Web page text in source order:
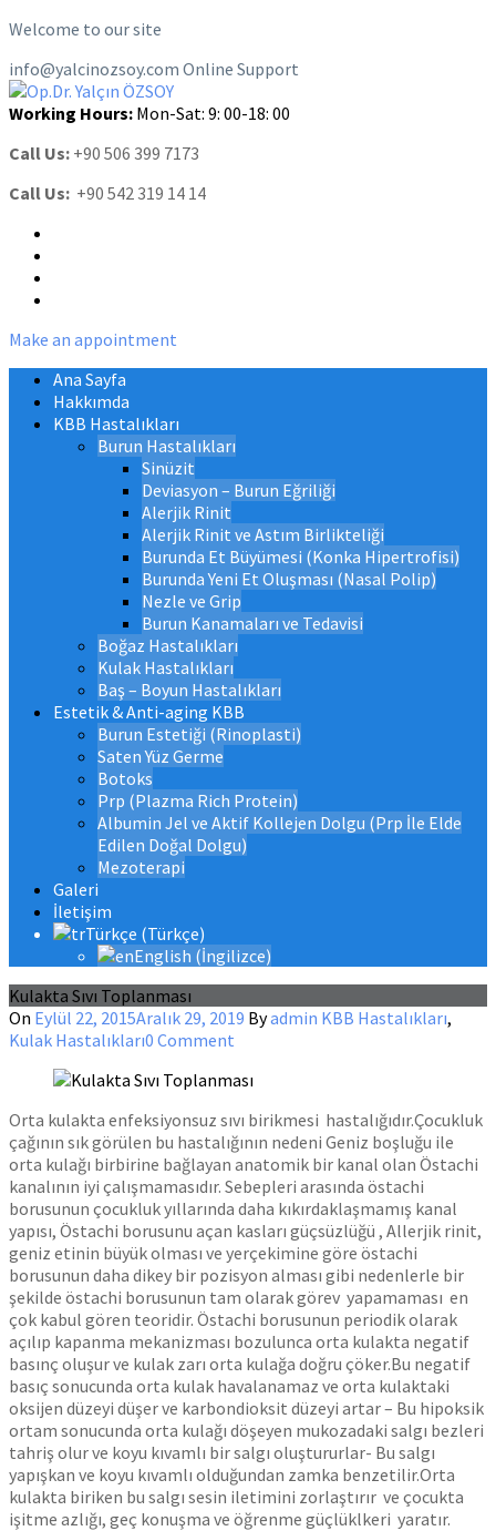
Welcome to our site
info@yalcinozsoy.com Online Support
Working Hours: Mon-Sat: 9: 00-18: 00
Call Us: +90 506 399 7173
Call Us: +90 542 319 14 14
Make an appointment
Ana Sayfa
Hakkımda
KBB Hastalıkları
Burun Hastalıkları
Sinüzit
Deviasyon – Burun Eğriliği
Alerjik Rinit
Alerjik Rinit ve Astım Birlikteliği
Burunda Et Büyümesi (Konka Hipertrofisi)
Burunda Yeni Et Oluşması (Nasal Polip)
Nezle ve Grip
Burun Kanamaları ve Tedavisi
Boğaz Hastalıkları
Kulak Hastalıkları
Baş – Boyun Hastalıkları
Estetik & Anti-aging KBB
Burun Estetiği (Rinoplasti)
Saten Yüz Germe
Botoks
Prp (Plazma Rich Protein)
Albumin Jel ve Aktif Kollejen Dolgu (Prp İle Elde
Edilen Doğal Dolgu)
Mezoterapi
Galeri
İletişim
Türkçe (Türkçe)
English (İngilizce)
Kulakta Sıvı Toplanması
On Eylül 22, 2015Aralık 29, 2019 Byadmin KBB Hastalıkları,
Kulak Hastalıkları0 Comment
Orta kulakta enfeksiyonsuz sıvı birikmesi hastalığıdır.Çocukluk
çağının sık görülen bu hastalığının nedeni Geniz boşluğu ile
orta kulağı birbirine bağlayan anatomik bir kanal olan Östachi
kanalının iyi çalışmamasıdır. Sebepleri arasında östachi
borusunun çocukluk yıllarında daha kıkırdaklaşmamış kanal
yapısı, Östachi borusunu açan kasları güçsüzlüğü , Allerjik rinit,
geniz etinin büyük olması ve yerçekimine göre östachi
borusunun daha dikey bir pozisyon alması gibi nedenlerle bir
şekilde östachi borusunun tam olarak görev yapamaması en
çok kabul gören teoridir. Östachi borusunun periodik olarak
açılıp kapanma mekanizması bozulunca orta kulakta negatif
basınç oluşur ve kulak zarı orta kulağa doğru çöker.Bu negatif
basıç sonucunda orta kulak havalanamaz ve orta kulaktaki
oksijen düzeyi düşer ve karbondioksit düzeyi artar – Bu hipoksik
ortam sonucunda orta kulağı döşeyen mukozadaki salgı bezleri
tahriş olur ve koyu kıvamlı bir salgı oluştururlar- Bu salgı
yapışkan ve koyu kıvamlı olduğundan zamka benzetilir.Orta
kulakta biriken bu salgı sesin iletimini zorlaştırır ve çocukta
işitme azlığı, geç konuşma ve öğrenme güçlüklkeri yaratır.